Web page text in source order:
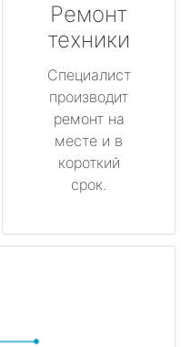
Ремонт
техники
Специалист
производит
ремонт на
месте и в
короткий
срок.